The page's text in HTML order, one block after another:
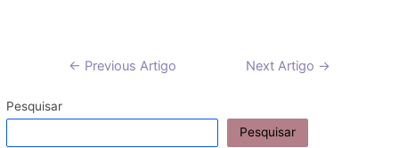
Navegação
artigos
← Previous Artigo Next Artigo →
Pesquisar
Pesquisar